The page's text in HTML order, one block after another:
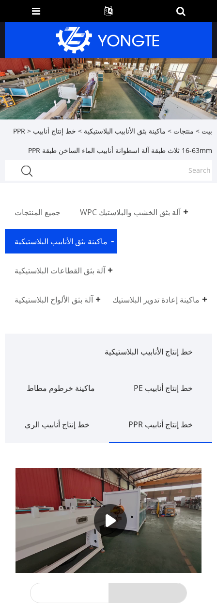
بيت > منتجات > ماكينة بثق الأنابيب البلاستيكية > خط إنتاج أنابيب PPR >
16-63mm ثلاث طبقة آلة اسطوانة أنابيب الماء الساخن طبقة PPR
جميع المنتجات آلة بثق الخشب والبلاستيك WPC
ماكينة بثق الأنابيب البلاستيكية
آلة بثق القطاعات البلاستيكية
آلة بثق الألواح البلاستيكية ماكينة إعادة تدوير البلاستيك
خط إنتاج الأنابيب البلاستيكية
خط إنتاج أنابيب PE ماكينة خرطوم مطاط
خط إنتاج أنابيب PPR خط إنتاج أنابيب الري